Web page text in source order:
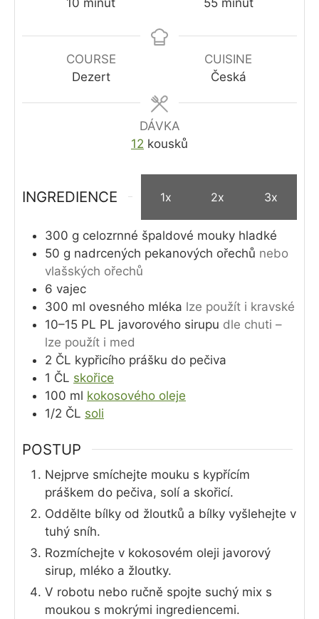
10 minut 55 minut
COURSE
Dezert
CUISINE
Česká
DÁVKA
12 kousků
INGREDIENCE 1x 2x 3x
300 g celozrnné špaldové mouky hladké
50 g nadrcených pekanových ořechů nebo
vlašských ořechů
6 vajec
300 ml ovesného mléka lze použít i kravské
10–15 PL PL javorového sirupu dle chuti –
lze použít i med
2 ČL kypřicího prášku do pečiva
1 ČL skořice
100 ml kokosového oleje
1/2 ČL soli
POSTUP
Nejprve smíchejte mouku s kypřícím
práškem do pečiva, solí a skořicí.
Oddělte bílky od žloutků a bílky vyšlehejte v
tuhý sníh.
Rozmíchejte v kokosovém oleji javorový
sirup, mléko a žloutky.
V robotu nebo ručně spojte suchý mix s
moukou s mokrými ingrediencemi.